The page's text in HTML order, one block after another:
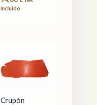
Incluido
Crupón
precios:
desde
86,50 €